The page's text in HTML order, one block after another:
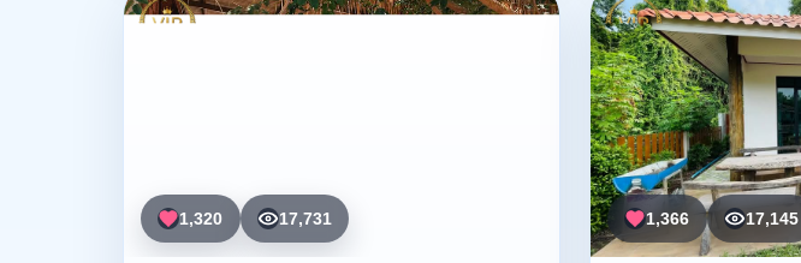
1,320 17,731 1,366 17,145